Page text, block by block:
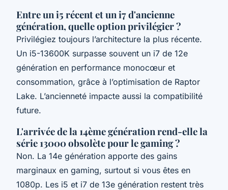
Entre un i5 récent et un i7 d'ancienne
génération, quelle option privilégier ?
Privilégiez toujours l’architecture la plus récente.
Un i5-13600K surpasse souvent un i7 de 12e
génération en performance monocœur et
consommation, grâce à l’optimisation de Raptor
Lake. L’ancienneté impacte aussi la compatibilité
future.
L'arrivée de la 14ème génération rend-elle la
série 13000 obsolète pour le gaming ?
Non. La 14e génération apporte des gains
marginaux en gaming, surtout si vous êtes en
1080p. Les i5 et i7 de 13e génération restent très